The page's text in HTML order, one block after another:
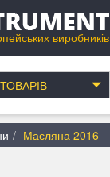
виробників
ТОВАРІВ
Масляна 2016